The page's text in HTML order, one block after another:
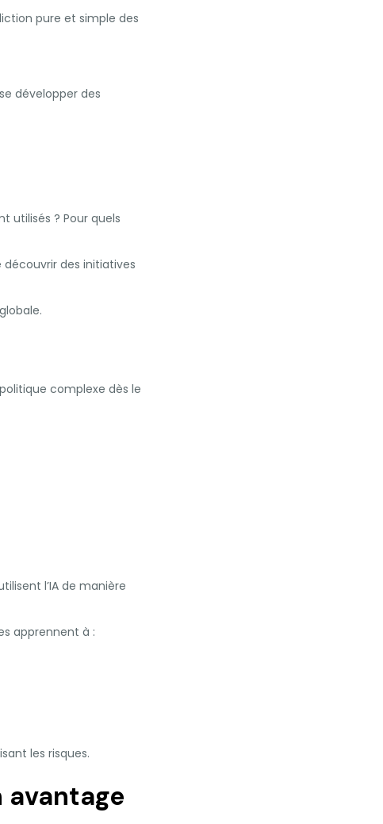
pure et simple des
développer des
utilisés ? Pour quels
des initiatives
complexe dès le
l’IA de manière
apprennent à :
les risques.